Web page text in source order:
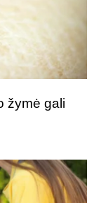
žymė gali